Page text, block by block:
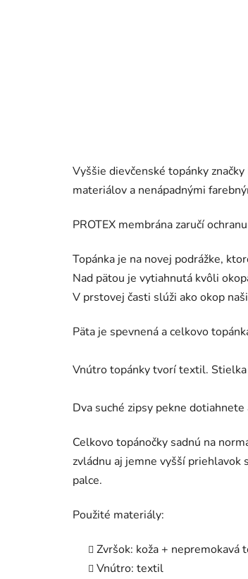
Vyššie dievčenské topánky značky
materiálov a nenápadnými
PROTEX membrána zaručí
Topánka je na novej podrážke,
Nad pätou je vytiahnutá kvôli
V prstovej časti slúži ako okop
Päta je spevnená a celkovo
Vnútro topánky tvorí textil.
Dva suché zipsy pekne
Celkovo topánočky sadnú na
zvládnu aj jemne vyšší
palce.
Použité materiály:
Zvršok: koža + nepremokavá
Vnútro: textil